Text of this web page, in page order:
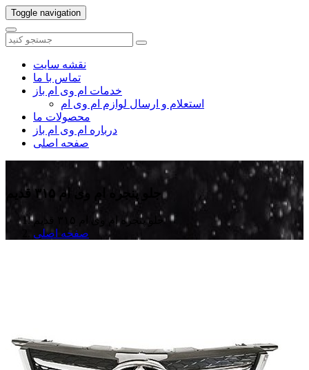
Toggle navigation
نقشه سایت
تماس با ما
خدمات ام وی ام باز
استعلام و ارسال لوازم ام وی ام
محصولات ما
درباره ام وی ام باز
صفحه اصلی
جلو پنجره ام وی ام ۳۱۵ قدیم
جلو پنجره ام وی ام ۳۱۵ قدیم
صفحه اصلی